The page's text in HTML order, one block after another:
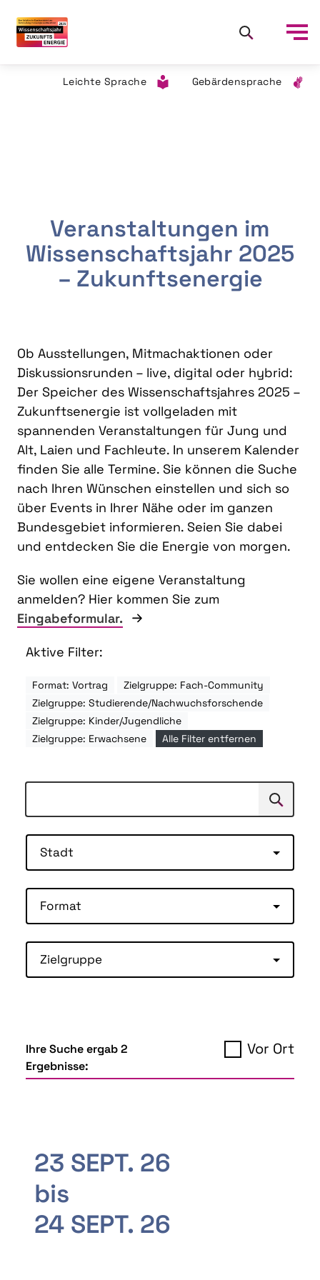
Leichte Sprache Gebärdensprache
Veranstaltungen im
Wissenschaftsjahr 2025
– Zukunftsenergie
Ob Ausstellungen, Mitmachaktionen oder
Diskussionsrunden – live, digital oder hybrid:
Der Speicher des Wissenschaftsjahres 2025 –
Zukunftsenergie ist vollgeladen mit
spannenden Veranstaltungen für Jung und
Alt, Laien und Fachleute. In unserem Kalender
finden Sie alle Termine. Sie können die Suche
nach Ihren Wünschen einstellen und sich so
über Events in Ihrer Nähe oder im ganzen
Bundesgebiet informieren. Seien Sie dabei
und entdecken Sie die Energie von morgen.
Sie wollen eine eigene Veranstaltung
anmelden? Hier kommen Sie zum
Eingabeformular.
Aktive Filter:
Format: Vortrag
Zielgruppe: Fach-Community
Zielgruppe: Studierende/Nachwuchsforschende
Zielgruppe: Kinder/Jugendliche
Zielgruppe: Erwachsene
Alle Filter entfernen
Suchen
Stadt
Format
Zielgruppe
Ihre Suche ergab 2
Ergebnisse:
Vor Ort
23 SEPT. 26
bis
24 SEPT. 26